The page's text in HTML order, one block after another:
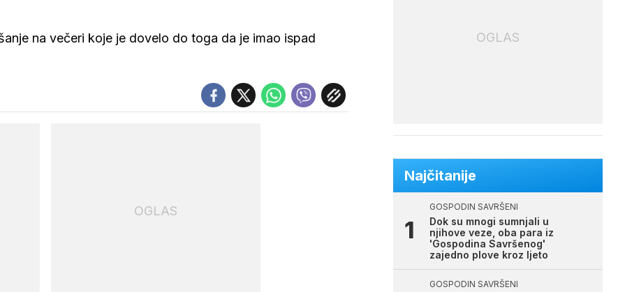
na večeri koje je dovelo do toga da je imao ispad
OGLAS
OGLAS
Najčitanije
GOSPODIN SAVRŠENI
Dok su mnogi sumnjali u
njihove veze, oba para iz
'Gospodina Savršenog'
zajedno plove kroz ljeto
GOSPODIN SAVRŠENI